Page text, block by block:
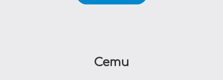
Сети